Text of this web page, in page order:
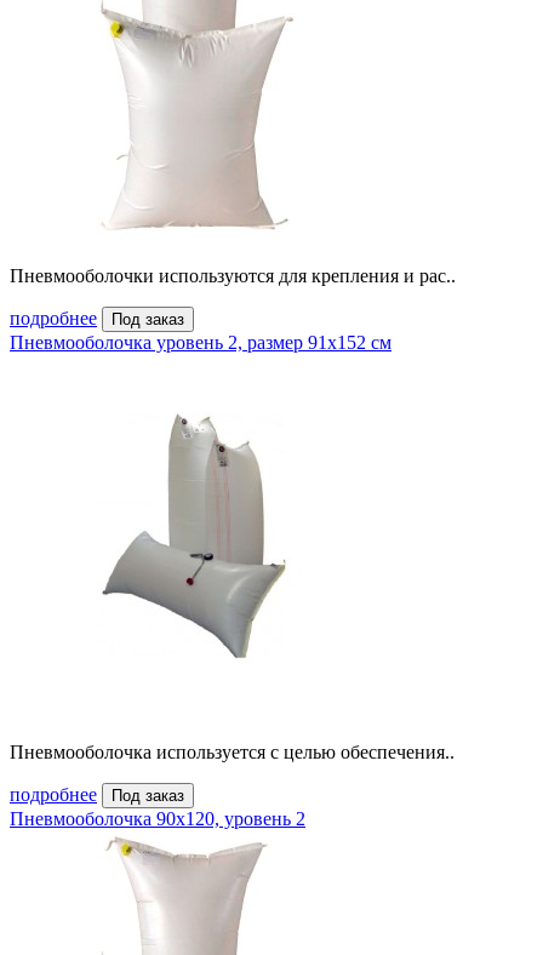
Пневмооболочки используются для крепления и рас..
подробнее Под заказ
Пневмооболочка уровень 2, размер 91x152 см
Пневмооболочка используется с целью обеспечения..
подробнее Под заказ
Пневмооболочка 90х120, уровень 2